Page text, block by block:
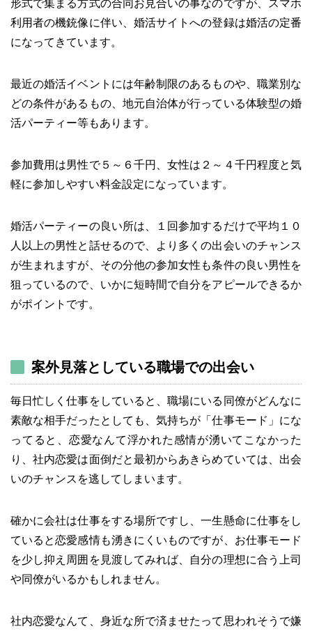
形式で集まる方式の合同お見合いの事なのですが、スマホ
利用者の機銃像に伴い、婚活サイトへの登録は婚活の定番
になってきています。
最近の婚活イベントには年齢制限のあるものや、職業別な
どの条件があるもの、地元自治体が行っている体験型の婚
活パーティー等もあります。
参加費用は男性で５～６千円、女性は２～４千円程度と気
軽に参加しやすい料金設定になっています。
婚活パーティーの良い所は、１回参加するだけで平均１０
人以上の男性と話せるので、より多くの出会いのチャンス
が生まれますが、その分他の参加女性も条件の良い男性を
狙っているので、いかに短時間で自分をアピールできるか
がポイントです。
案外見落としている職場での出会い
毎日忙しく仕事をしていると、職場にいる同僚がどんなに
素敵な相手だったとしても、気持ちが「仕事モード」にな
ってると、恋愛なんて浮かれた感情が湧いてこなかった
り、社内恋愛は面倒だと最初からあきらめていては、出会
いのチャンスを逃してしまいます。
確かに会社は仕事をする場所ですし、一生懸命に仕事をし
ていると恋愛感情も湧きにくいものですが、お仕事モード
を少し抑え周囲を見渡してみれば、自分の理想に合う上司
や同僚がいるかもしれません。
社内恋愛なんて、身近な所で済ませたって思われそうで嫌